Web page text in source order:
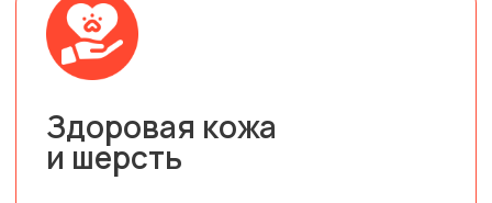
Поддержка здоровья
суставов
Хондроитин и глюкозамин для
укрепления суставов и костей